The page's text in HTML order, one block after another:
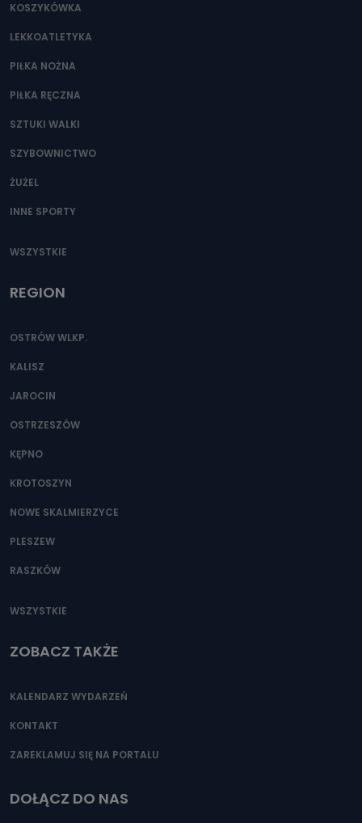
KOSZYKÓWKA
LEKKOATLETYKA
PIŁKA NOŻNA
PIŁKA RĘCZNA
SZTUKI WALKI
SZYBOWNICTWO
ŻUŻEL
INNE SPORTY
WSZYSTKIE
REGION
OSTRÓW WLKP.
KALISZ
JAROCIN
OSTRZESZÓW
KĘPNO
KROTOSZYN
NOWE SKALMIERZYCE
PLESZEW
RASZKÓW
WSZYSTKIE
ZOBACZ TAKŻE
KALENDARZ WYDARZEŃ
KONTAKT
ZAREKLAMUJ SIĘ NA PORTALU
DOŁĄCZ DO NAS